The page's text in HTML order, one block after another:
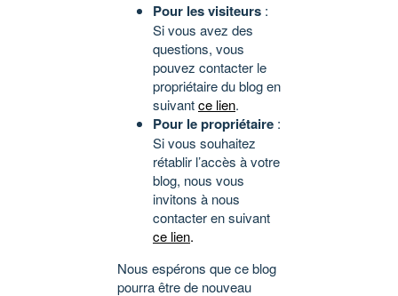
Pour les visiteurs :
Si vous avez des
questions, vous
pouvez contacter le
propriétaire du blog en
suivantce lien.
Pour le propriétaire :
Si vous souhaitez
rétablir l’accès à votre
blog, nous vous
invitons à nous
contacter en suivant
ce lien.
Nous espérons que ce blog
pourra être de nouveau